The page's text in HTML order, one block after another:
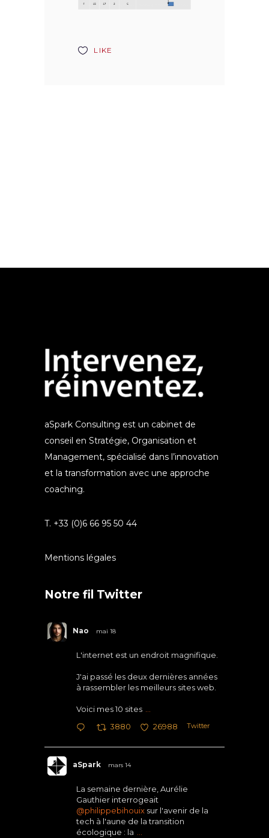
LIKE
aSpark Consulting est un cabinet de
conseil en Stratégie, Organisation et
Management, spécialisé dans l’innovation
et la transformation avec une approche
coaching.
T. +33 (0)6 66 95 50 44
Mentions légales
Notre fil Twitter
Nao mai 18
L'internet est un endroit magnifique.
J'ai passé les deux dernières années
à rassembler les meilleurs sites web.
Voici mes 10 sites
3880 26988 Twitter
aSpark mars 14
La semaine dernière, Aurélie
Gauthier interrogeait
@philippebihouix sur l'avenir de la
tech à l'aune de la transition
écologique : la